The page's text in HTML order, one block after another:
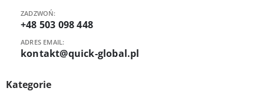
ZADZWOŃ:
+48 503 098 448
ADRES EMAIL:
kontakt@quick-global.pl
Kategorie